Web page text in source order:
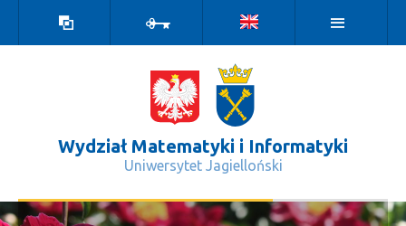
kontrastowa
Wydział Matematyki i Informatyki
Uniwersytet Jagielloński
Matematyka - Wydział Matematyki